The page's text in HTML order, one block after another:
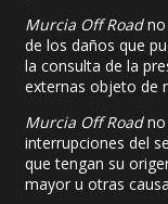
Murcia Off Roadno
de los daños que
la consulta de la
externas objeto de
Murcia Off Roadno
interrupciones del
que tengan su
mayor u otras